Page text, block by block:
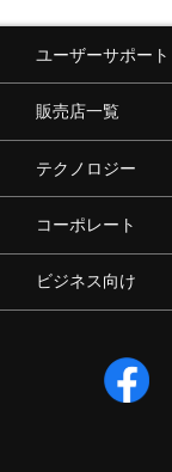
ユーザーサポート
販売店一覧
テクノロジー
コーポレート
ビジネス向け